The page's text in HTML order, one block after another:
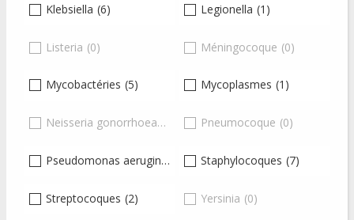
Klebsiella (6) Legionella (1)
Listeria (0) Méningocoque (0)
Mycobactéries (5) Mycoplasmes (1)
Neisseria gonorrhoeae Pneumocoque (0)
Pseudomonas aeruginosa (12)Staphylocoques (7)
Streptocoques (2) Yersinia (0)